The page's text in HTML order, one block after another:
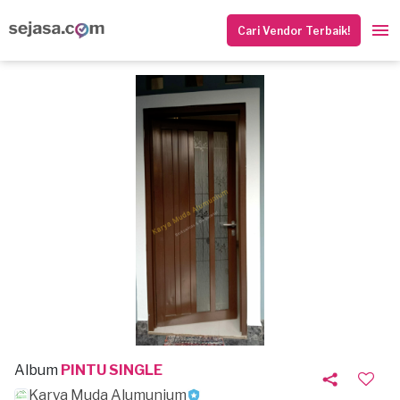
Cari Vendor Terbaik!
Album PINTU SINGLE
Karya Muda Alumunium